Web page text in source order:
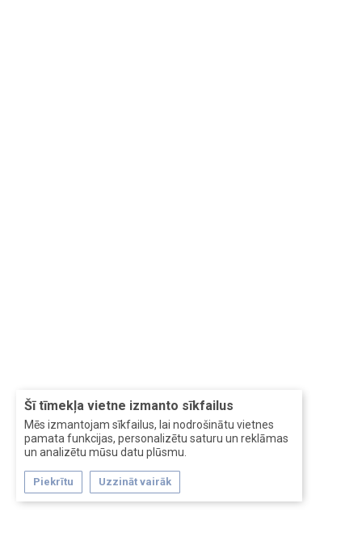
Šī tīmekļa vietne izmanto sīkfailus
Mēs izmantojam sīkfailus, lai nodrošinātu vietnes
pamata funkcijas, personalizētu saturu un reklāmas
un analizētu mūsu datu plūsmu.
Piekrītu Uzzināt vairāk